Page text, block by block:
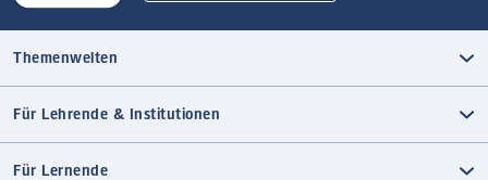
Themenwelten
Für Lehrende & Institutionen
Für Lernende